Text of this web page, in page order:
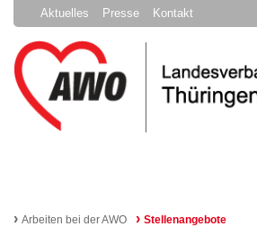
Aktuelles Presse Kontakt
› Arbeiten bei der AWO › Stellenangebote